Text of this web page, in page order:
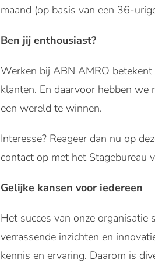
maand (op basis van een 36-
Ben jij enthousiast?
Werken bij ABN AMRO
klanten. En daarvoor hebben we
een wereld te winnen.
Interesse? Reageer dan nu op
contact op met het Stagebureau
Gelijke kansen voor iedereen
Het succes van onze
verrassende inzichten en
kennis en ervaring. Daarom is